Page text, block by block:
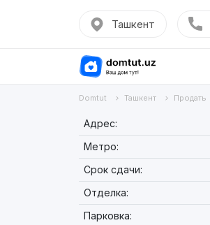
Ташкент
Domtut Ташкент Продать
Адрес:
Метро:
Срок сдачи:
Отделка:
Парковка: